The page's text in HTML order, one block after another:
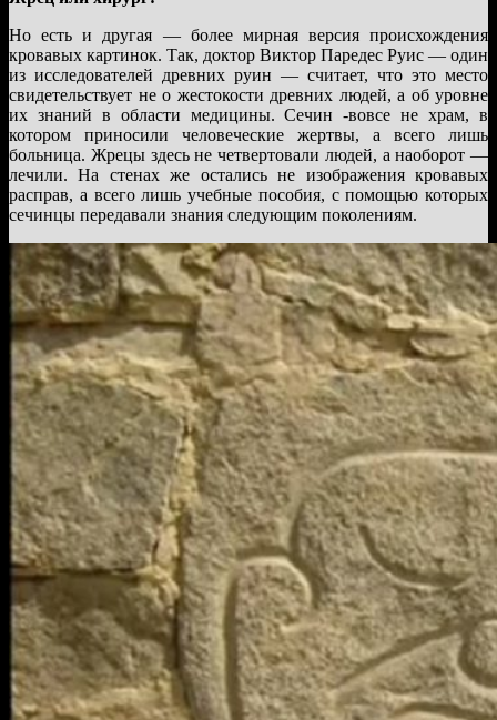
Но есть и другая — более мирная версия происхождения
кровавых картинок. Так, доктор Виктор Паредес Руис — один
из исследователей древних руин — считает, что это место
свидетельствует не о жестокости древних людей, а об уровне
их знаний в области медицины. Сечин -вовсе не храм, в
котором приносили человеческие жертвы, а всего лишь
больница. Жрецы здесь не четвертовали людей, а наоборот —
лечили. На стенах же остались не изображения кровавых
расправ, а всего лишь учебные пособия, с помощью которых
сечинцы передавали знания следующим поколениям.